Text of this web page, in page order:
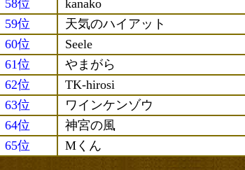
58位
kanako
59位
天気のハイアット
60位
Seele
61位
やまがら
62位
TK-hirosi
63位
ワインケンゾウ
64位
神宮の風
65位
Mくん